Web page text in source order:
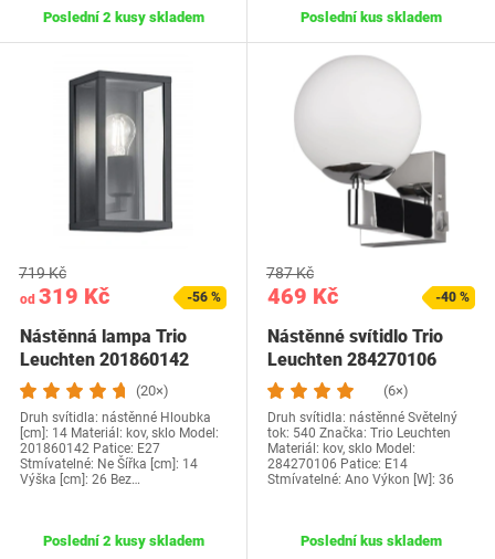
Poslední 2 kusy skladem Poslední kus skladem
od 319 Kč
719 Kč
-56 %
Nástěnná lampa Trio
Leuchten 201860142
(20×)
Druh svítidla: nástěnné Hloubka
[cm]: 14 Materiál: kov, sklo Model:
201860142 Patice: E27
Stmívatelné: Ne Šířka [cm]: 14
Výška [cm]: 26 Bez…
Poslední 2 kusy skladem
469 Kč
787 Kč
-40 %
Nástěnné svítidlo Trio
Leuchten 284270106
(6×)
Druh svítidla: nástěnné Světelný
tok: 540 Značka: Trio Leuchten
Materiál: kov, sklo Model:
284270106 Patice: E14
Stmívatelné: Ano Výkon [W]: 36
Poslední kus skladem